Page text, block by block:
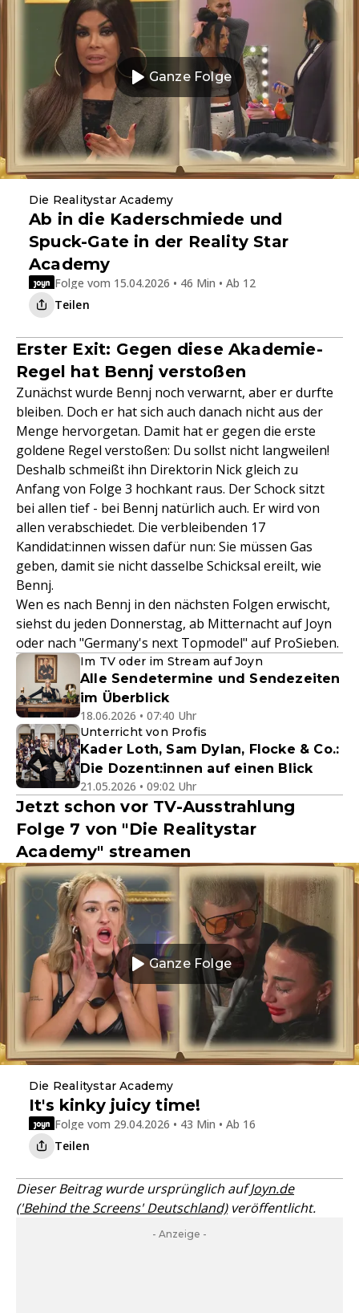
Ganze Folge
Die Realitystar Academy
Ab in die Kaderschmiede und
Spuck-Gate in der Reality Star
Academy
Folge vom 15.04.2026 • 46 Min • Ab 12
Teilen
Erster Exit: Gegen diese Akademie-
Regel hat Bennj verstoßen
Zunächst wurde Bennj noch verwarnt, aber er durfte
bleiben. Doch er hat sich auch danach nicht aus der
Menge hervorgetan. Damit hat er gegen die erste
goldene Regel verstoßen: Du sollst nicht langweilen!
Deshalb schmeißt ihn Direktorin Nick gleich zu
Anfang von Folge 3 hochkant raus. Der Schock sitzt
bei allen tief - bei Bennj natürlich auch. Er wird von
allen verabschiedet. Die verbleibenden 17
Kandidat:innen wissen dafür nun: Sie müssen Gas
geben, damit sie nicht dasselbe Schicksal ereilt, wie
Bennj.
Wen es nach Bennj in den nächsten Folgen erwischt,
siehst du jeden Donnerstag, ab Mitternacht auf Joyn
oder nach "Germany's next Topmodel" auf ProSieben.
Im TV oder im Stream auf Joyn
Alle Sendetermine und Sendezeiten
im Überblick
18.06.2026 • 07:40 Uhr
Unterricht von Profis
Kader Loth, Sam Dylan, Flocke & Co.:
Die Dozent:innen auf einen Blick
21.05.2026 • 09:02 Uhr
Jetzt schon vor TV-Ausstrahlung
Folge 7 von "Die Realitystar
Academy" streamen
Ganze Folge
Die Realitystar Academy
It's kinky juicy time!
Folge vom 29.04.2026 • 43 Min • Ab 16
Teilen
Dieser Beitrag wurde ursprünglich aufJoyn.de
('Behind the Screens' Deutschland)veröffentlicht.
- Anzeige -